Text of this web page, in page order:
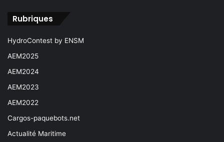
Rubriques
HydroContest by ENSM
AEM2025
AEM2024
AEM2023
AEM2022
Cargos-paquebots.net
Actualité Maritime